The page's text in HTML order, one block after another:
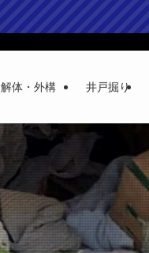
解体・外構 井戸掘り